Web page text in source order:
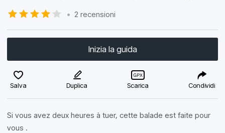
• 2 recensioni
Inizia la guida
Salva Duplica Scarica Condividi
Si vous avez deux heures à tuer, cette balade est faite pour
vous .